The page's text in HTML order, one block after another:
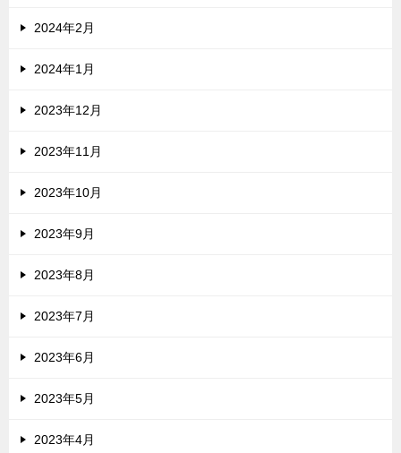
2024年2月
2024年1月
2023年12月
2023年11月
2023年10月
2023年9月
2023年8月
2023年7月
2023年6月
2023年5月
2023年4月